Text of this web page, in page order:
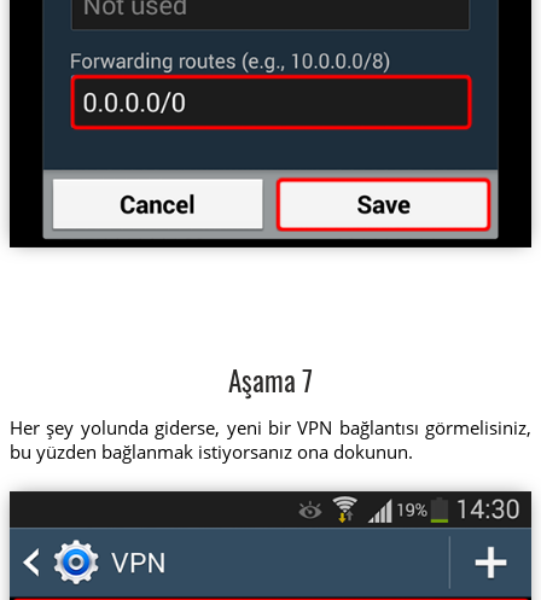
Aşama 7
Her şey yolunda giderse, yeni bir VPN bağlantısı görmelisiniz,
bu yüzden bağlanmak istiyorsanız ona dokunun.